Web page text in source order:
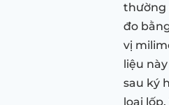
thường
đo
vị
liệu
sau ký
loại lốp.